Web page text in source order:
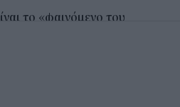
το «φαινόμενο του